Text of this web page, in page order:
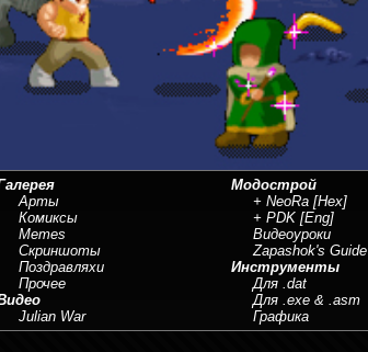
Арты
Комиксы
Memes
Скриншоты
Поздравляхи
Прочее
Julian War
Модострой
+ NeoRa [Hex]
+ PDK [Eng]
Видеоуроки
Zapashok's Guide
Инструменты
Для .dat
Для .exe & .asm
Графика